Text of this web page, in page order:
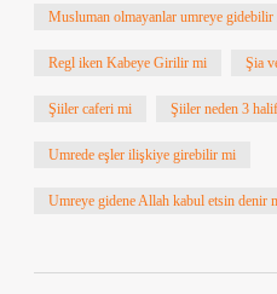
Musluman olmayanlar umreye gidebilir
Regl iken Kabeye Girilir mi Şia
Şiiler caferi mi Şiiler neden 3
Umrede eşler ilişkiye girebilir mi
Umreye gidene Allah kabul etsin denir